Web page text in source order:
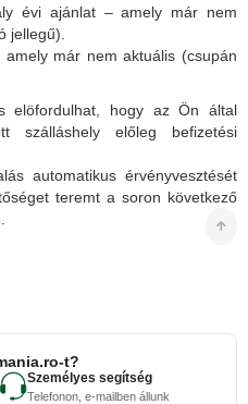
évi ajánlat – amely már nem
jellegű).
már nem aktuális (csupán
elöfordulhat, hogy az Ön által
szálláshely előleg befizetési
automatikus érvényvesztését
teremt a soron következő
t?
Személyes segítség
Telefonon, e-mailben állunk